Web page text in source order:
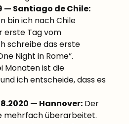
— Santiago de Chile:
bin ich nach Chile
erste Tag vom
schreibe das erste
Night in Rome”.
Monaten ist die
ich entscheide, dass es
— Hannover: Der
mehrfach überarbeitet.